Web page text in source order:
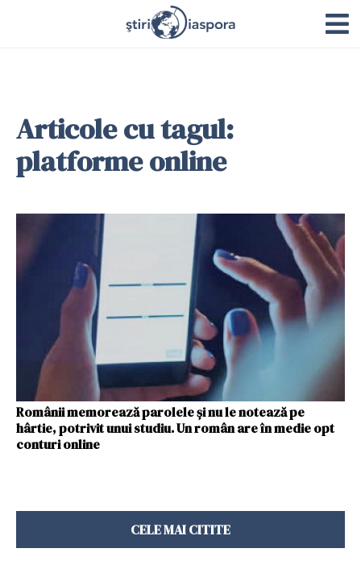
Articole cu tagul:
platforme online
Românii memorează parolele și nu le notează pe
hârtie, potrivit unui studiu. Un român are în medie opt
conturi online
CELE MAI CITITE